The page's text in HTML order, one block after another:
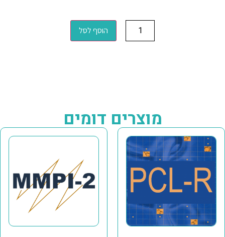
הוסף לסל
מוצרים דומים